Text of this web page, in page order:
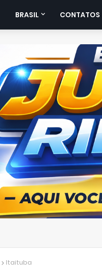
BRASIL CONTATOS
Itaituba